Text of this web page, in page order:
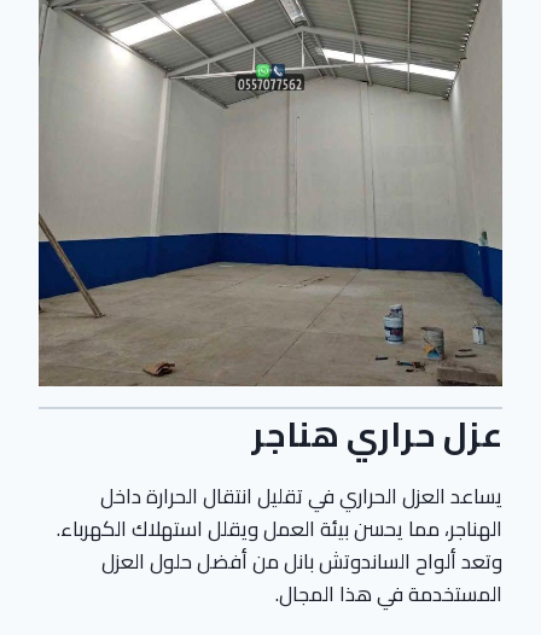
عزل حراري هناجر
يساعد العزل الحراري في تقليل انتقال الحرارة داخل
الهناجر، مما يحسن بيئة العمل ويقلل استهلاك الكهرباء.
وتعد ألواح الساندوتش بانل من أفضل حلول العزل
المستخدمة في هذا المجال.